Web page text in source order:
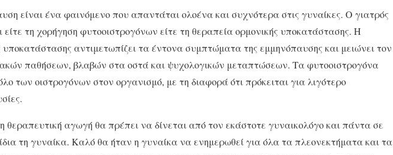
είναι ένα φαινόμενο που απαντάται ολοένα και συχνότερα στις γυναίκες. Ο γιατρός
είτε τη χορήγηση φυτοοιστρογόνων είτε τη θεραπεία ορμονικής υποκατάστασης. Η
υποκατάστασης αντιμετωπίζει τα έντονα συμπτώματα της εμμηνόπαυσης και μειώνει τον
παθήσεων, βλαβών στα οστά και ψυχολογικών μεταπτώσεων. Τα φυτοοιστρογόνα
των οιστρογόνων στον οργανισμό, με τη διαφορά ότι πρόκειται για λιγότερο
θεραπευτική αγωγή θα πρέπει να δίνεται από τον εκάστοτε γυναικολόγο και πάντα σε
τη γυναίκα. Καλό θα ήταν η γυναίκα να ενημερωθεί για όλα τα πλεονεκτήματα και τα